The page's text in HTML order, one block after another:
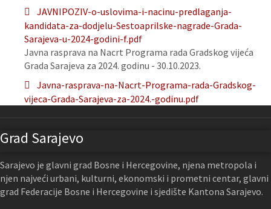
JAVNIPOZIV-o-uslovima-i-nacinu-predlaganja-
kandidata-za-dodjelu-Sestoaprilske-nagrade-Grada-
Sarajeva-u-2024-godini-f.pdf
Javna rasprava na Nacrt Programa rada Gradskog vijeća
Grada Sarajeva za 2024. godinu - 30.10.2023.
Javna-rasprava-na-Nacrt-Programa-rada-Gradskog-
vijeca-Grada-Sarajeva-za-2024.-godinu.pdf
Grad Sarajevo
Sarajevo je glavni grad Bosne i Hercegovine, njena metropola i
njen najveći urbani, kulturni, ekonomski i prometni centar, glavni
grad Federacije Bosne i Hercegovine i sjedište Kantona Sarajevo.